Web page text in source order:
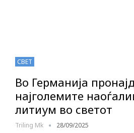
СВЕТ
Во Германија
најголемите
литиум во светот
Triling Mk 28/09/2025